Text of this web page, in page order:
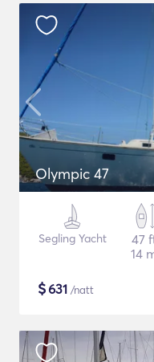
Olympic 47
Segling Yacht
47
14
$631 /natt